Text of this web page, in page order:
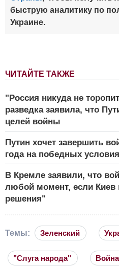
ЧИТАЙТЕ ТАКЖЕ
"Россия никуда не
разведка заявила, что
целей войны
Путин хочет завершить
года на победных
В Кремле заявили, что
любой момент, если
решения"
быструю аналитику по
Украине.
Темы: Зеленский
"Слуга народа"